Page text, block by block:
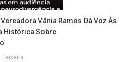
Vânia Ramos Dá Voz Às
Histórica Sobre
Teixeira